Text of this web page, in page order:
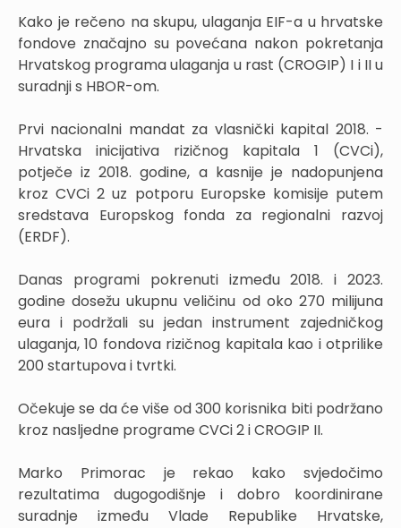
Kako je rečeno na skupu, ulaganja EIF-a u hrvatske
fondove značajno su povećana nakon pokretanja
Hrvatskog programa ulaganja u rast (CROGIP) I i II u
suradnji s HBOR-om.
Prvi nacionalni mandat za vlasnički kapital 2018. -
Hrvatska inicijativa rizičnog kapitala 1 (CVCi),
potječe iz 2018. godine, a kasnije je nadopunjena
kroz CVCi 2 uz potporu Europske komisije putem
sredstava Europskog fonda za regionalni razvoj
(ERDF).
Danas programi pokrenuti između 2018. i 2023.
godine dosežu ukupnu veličinu od oko 270 milijuna
eura i podržali su jedan instrument zajedničkog
ulaganja, 10 fondova rizičnog kapitala kao i otprilike
200 startupova i tvrtki.
Očekuje se da će više od 300 korisnika biti podržano
kroz nasljedne programe CVCi 2 i CROGIP II.
Marko Primorac je rekao kako svjedočimo
rezultatima dugogodišnje i dobro koordinirane
suradnje između Vlade Republike Hrvatske,